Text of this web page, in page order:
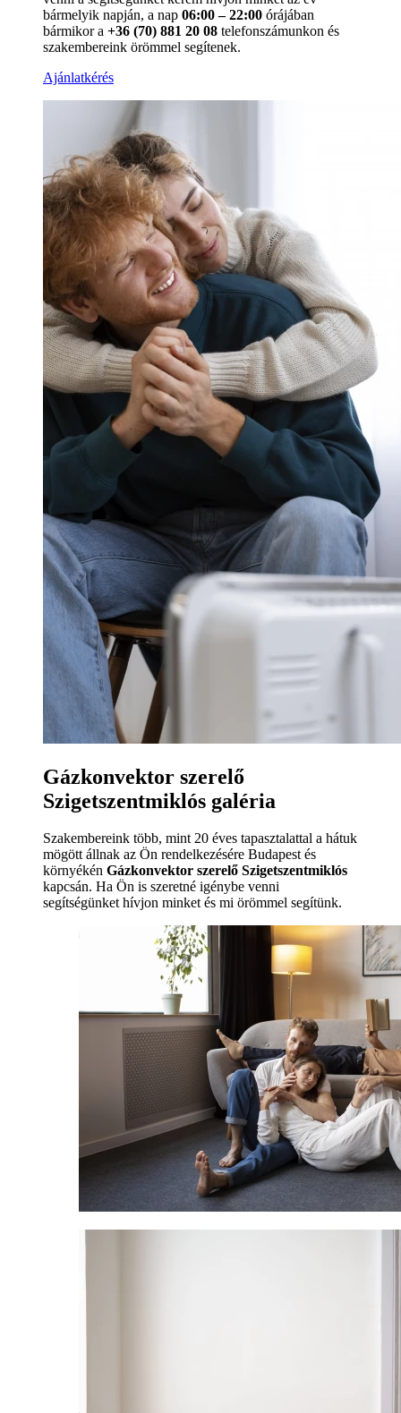
bármelyik napján, a nap 06:00 – 22:00 órájában
bármikor a +36 (70) 881 20 08 telefonszámunkon és
szakembereink örömmel segítenek.
Ajánlatkérés
Gázkonvektor szerelő
Szigetszentmiklós galéria
Szakembereink több, mint 20 éves tapasztalattal a hátuk
mögött állnak az Ön rendelkezésére Budapest és
környékén Gázkonvektor szerelő Szigetszentmiklós
kapcsán. Ha Ön is szeretné igénybe venni
segítségünket hívjon minket és mi örömmel segítünk.